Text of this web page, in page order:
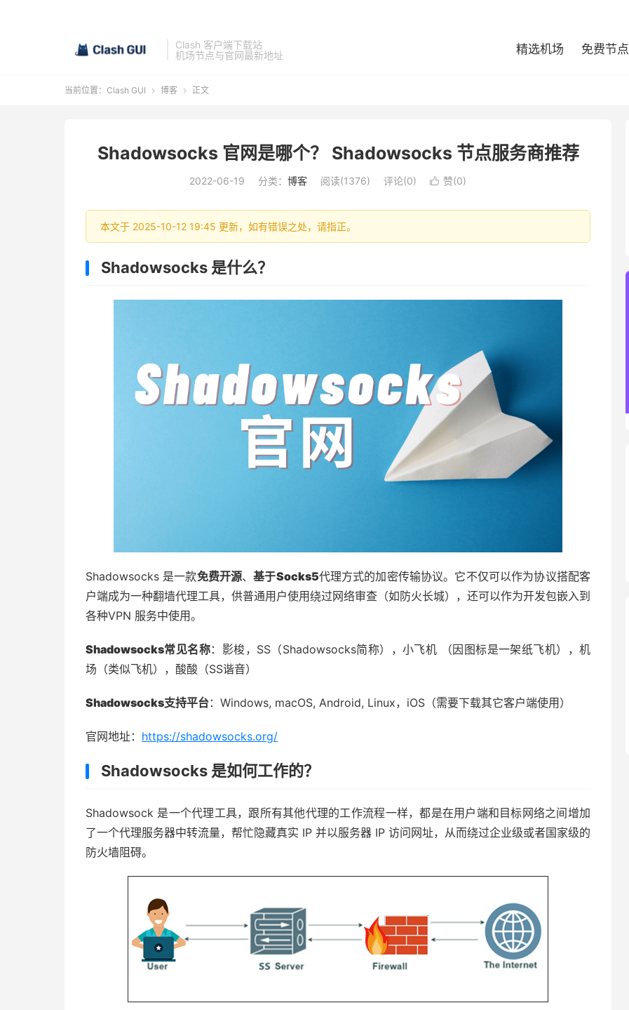
Clash 客户端下载站
机场节点与官网最新地址
精选机场 免费节点
当前位置： Clash GUI  博客  正文
Shadowsocks 官网是哪个？ Shadowsocks 节点服务商推荐
2022-06-19 分类： 博客 阅读(1376) 评论(0)  赞(0)
本文于 2025-10-12 19:45 更新，如有错误之处，请指正。
Shadowsocks 是什么？
Shadowsocks 是一款免费开源、基于Socks5代理方式的加密传输协议。它不仅可以作为协议搭配客
户端成为一种翻墙代理工具，供普通用户使用绕过网络审查（如防火长城），还可以作为开发包嵌入到
各种VPN 服务中使用。
Shadowsocks常见名称：影梭，SS（Shadowsocks简称），小飞机 （因图标是一架纸飞机），机
场（类似飞机），酸酸（SS谐音）
Shadowsocks支持平台：Windows, macOS, Android, Linux，iOS（需要下载其它客户端使用）
官网地址： https://shadowsocks.org/
Shadowsocks 是如何工作的？
Shadowsock 是一个代理工具，跟所有其他代理的工作流程一样，都是在用户端和目标网络之间增加
了一个代理服务器中转流量，帮忙隐藏真实 IP 并以服务器 IP 访问网址，从而绕过企业级或者国家级的
防火墙阻碍。